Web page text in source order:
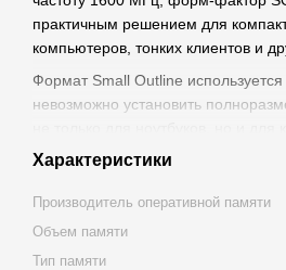
практичным решением для
компьютеров, тонких клиентов и
Формат Small Outline
невозможно установить
решений, сетевых устройств,
долговременную эксплуатацию в
Samsung M471B1G73BH0-YK0
неисправного модуля или
Характеристики
Производитель оперативной памяти
Объем памяти
Тип памяти